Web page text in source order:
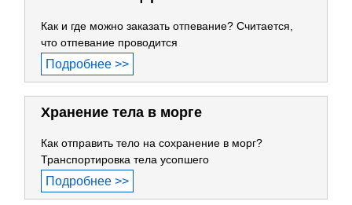
Как и где можно заказать отпевание? Считается,
что отпевание проводится
Подробнее >>
Хранение тела в морге
Как отправить тело на сохранение в морг?
Транспортировка тела усопшего
Подробнее >>